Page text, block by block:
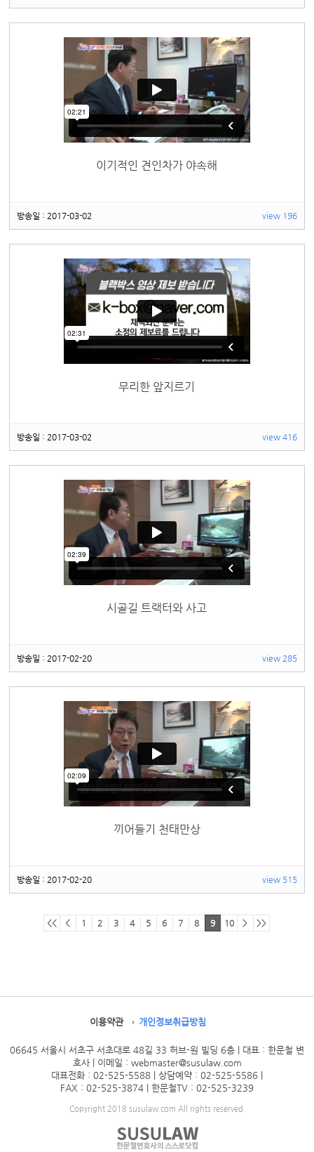
이기적인 견인차가 야속해
방송일 : 2017-03-02 view 196
무리한 앞지르기
방송일 : 2017-03-02 view 416
시골길 트랙터와 사고
방송일 : 2017-02-20 view 285
끼어들기 천태만상
방송일 : 2017-02-20 view 515
<< < 1 2 3 4 5 6 7 8 9 10 > >>
이용약관 개인정보취급방침
06645 서울시 서초구 서초대로 48길 33 허브-원 빌딩 6층 | 대표 : 한문철 변
호사
| 이메일 : webmaster@susulaw.com
대표전화 : 02-525-5588 | 상담예약 : 02-525-5586
FAX : 02-525-3874 | 한문철TV : 02-525-3239
Copyright 2018 susulaw.com All rights reserved.